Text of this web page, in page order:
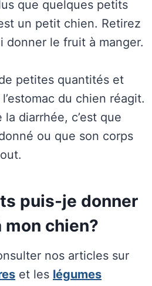
que quelques petits
un petit chien. Retirez
donner le fruit à manger.
petites quantités et
du chien réagit.
la diarrhée, c’est que
ou que son corps
puis-je donner
mon chien?
nos articles sur
et les légumes